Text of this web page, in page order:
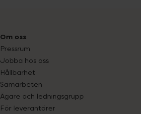
Om oss
Pressrum
Jobba hos oss
Hållbarhet
Samarbeten
Ägare och ledningsgrupp
För leverantörer